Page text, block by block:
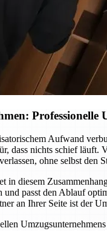
Professionelle
Aufwand
dass nichts schief läuft.
ohne selbst den
in diesem
passt den Ablauf
an Ihrer Seite ist der